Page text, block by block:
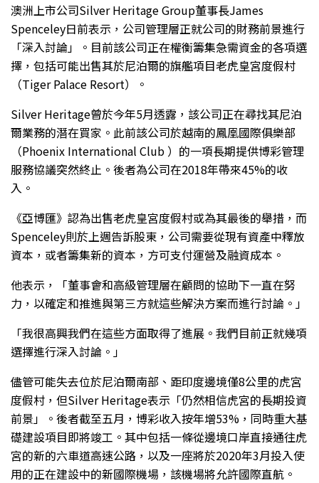
澳洲上市公司Silver Heritage Group董事長James
Spenceley日前表示，公司管理層正就公司的財務前景進行
「深入討論」。目前該公司正在權衡籌集急需資金的各項選
擇，包括可能出售其於尼泊爾的旗艦項目老虎皇宮度假村
（Tiger Palace Resort）。
Silver Heritage曾於今年5月透露，該公司正在尋找其尼泊
爾業務的潛在買家。此前該公司於越南的鳳凰國際俱樂部
（Phoenix International Club ）的一項長期提供博彩管理
服務協議突然終止。後者為公司在2018年帶來45%的收
入。
《亞博匯》認為出售老虎皇宮度假村或為其最後的舉措，而
Spenceley則於上週告訴股東，公司需要從現有資產中釋放
資本，或者籌集新的資本，方可支付運營及融資成本。
他表示，「董事會和高級管理層在顧問的協助下一直在努
力，以確定和推進與第三方就這些解決方案而進行討論。」
「我很高興我們在這些方面取得了進展。我們目前正就幾項
選擇進行深入討論。」
儘管可能失去位於尼泊爾南部、距印度邊境僅8公里的虎宮
度假村，但Silver Heritage表示「仍然相信虎宮的長期投資
前景」。後者截至五月，博彩收入按年增53%，同時重大基
礎建設項目即將竣工。其中包括一條從邊境口岸直接通往虎
宮的新的六車道高速公路，以及一座將於2020年3月投入使
用的正在建設中的新國際機場，該機場將允許國際直航。